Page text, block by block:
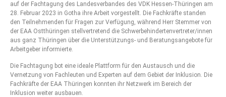
auf der Fachtagung des Landesverbandes des VDK Hessen-Thüringen am
28. Februar 2023 in Gotha ihre Arbeit vorgestellt. Die Fachkräfte standen
den Teilnehmenden für Fragen zur Verfügung, während Herr Stemmer von
der EAA Ostthüringen stellvertretend die Schwerbehindertenvertreter/innen
aus ganz Thüringen über die Unterstützungs- und Beratungsangebote für
Arbeitgeber informierte.
Die Fachtagung bot eine ideale Plattform für den Austausch und die
Vernetzung von Fachleuten und Experten auf dem Gebiet der Inklusion. Die
Fachkräfte der EAA Thüringen konnten ihr Netzwerk im Bereich der
Inklusion weiter ausbauen.